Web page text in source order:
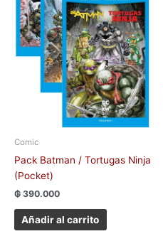
Comic
Pack Batman / Tortugas Ninja
(Pocket)
₲ 390.000
Añadir al carrito